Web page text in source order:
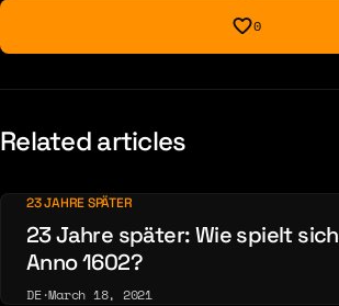
0
Related articles
23 JAHRE SPÄTER
23 Jahre später: Wie spielt sich
Anno 1602?
DE·March 18, 2021